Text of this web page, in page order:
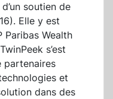
soutien de
Elle y est
Paribas Wealth
s’est
partenaires
et
dans des